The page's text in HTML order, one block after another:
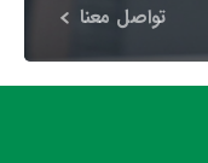
تواصل معنا